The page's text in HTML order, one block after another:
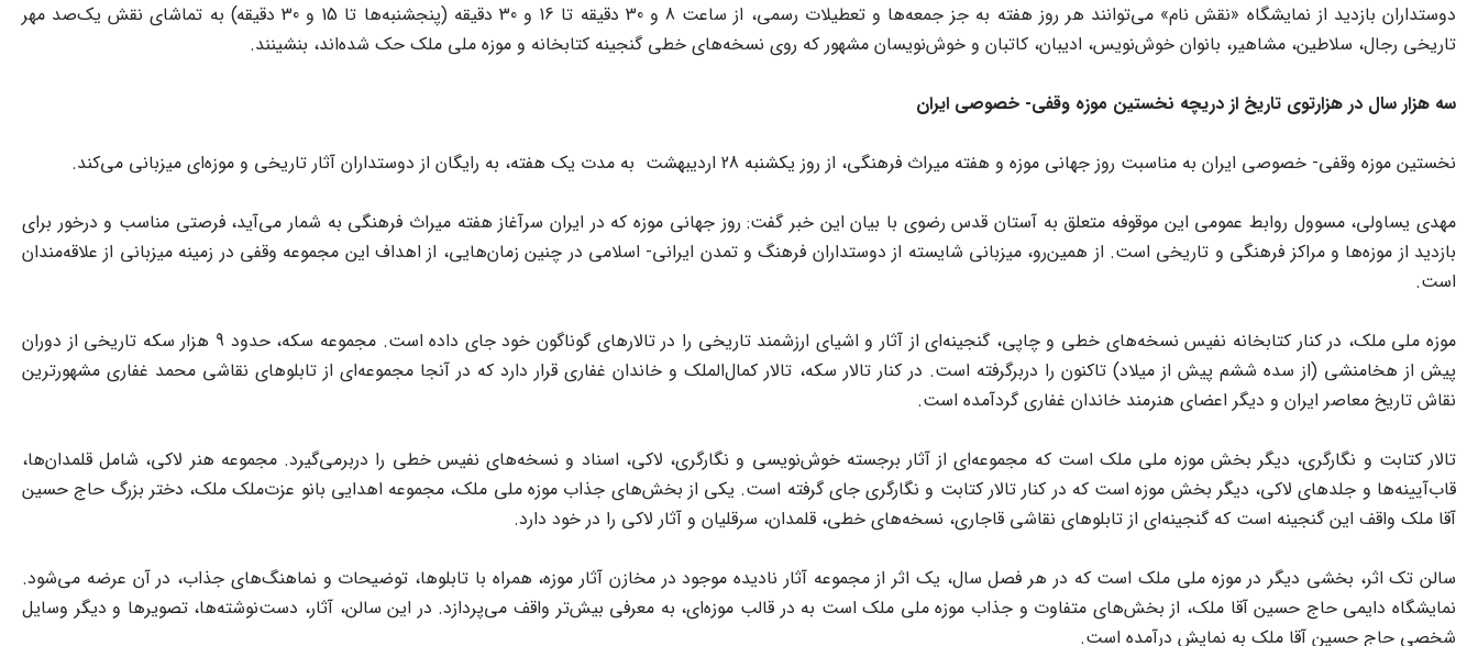
دوستداران بازدید از نمایشگاه «نقش نام» می‌توانند هر روز هفته به جز جمعه‌ها و تعطیلات رسمی، از ساعت 8 و 30 دقیقه تا 16 و 30 دقیقه (پنجشنبه‌ها تا 15 و 30 دقیقه) به تماشای نقش یک‌صد مهر
تاریخی رجال، سلاطین، مشاهیر، بانوان خوش‌نویس، ادیبان، کاتبان و خوش‌نویسان مشهور که روی نسخه‌های خطی گنجینه کتابخانه و موزه ملی ملک حک شده‌اند، بنشینند.
سه هزار سال در هزارتوی تاریخ از دریچه نخستین موزه وقفی- خصوصی ایران
نخستین موزه وقفی- خصوصی ایران به مناسبت روز جهانی موزه و هفته میراث فرهنگی، از روز یکشنبه 28 اردیبهشت به مدت یک هفته، به رایگان از دوستداران آثار تاریخی و موزه‌ای میزبانی می‌کند.
مهدی یساولی، مسوول روابط عمومی این موقوفه متعلق به آستان قدس رضوی با بیان این خبر گفت: روز جهانی موزه که در ایران سرآغاز هفته میراث فرهنگی به شمار می‌آید، فرصتی مناسب و درخور برای
بازدید از موزه‌ها و مراکز فرهنگی و تاریخی است. از همین‌رو، میزبانی شایسته از دوستداران فرهنگ و تمدن ایرانی- اسلامی در چنین زمان‌هایی، از اهداف این مجموعه وقفی در زمینه میزبانی از علاقه‌مندان
است.
موزه ملی ملک، در کنار کتابخانه نفیس نسخه‌های خطی و چاپی، گنجینه‌ای از آثار و اشیای ارزشمند تاریخی را در تالارهای گوناگون خود جای داده است. مجموعه سکه، حدود 9 هزار سکه تاریخی از دوران
پیش از هخامنشی (از سده ششم پیش از میلاد) تاکنون را دربرگرفته است. در کنار تالار سکه، تالار کمال‌الملک و خاندان غفاری قرار دارد که در آنجا مجموعه‌ای از تابلوهای نقاشی محمد غفاری مشهورترین
نقاش تاریخ معاصر ایران و دیگر اعضای هنرمند خاندان غفاری گردآمده است.
تالار کتابت و نگارگری، دیگر بخش موزه ملی ملک است که مجموعه‌ای از آثار برجسته خوش‌نویسی و نگارگری، لاکی، اسناد و نسخه‌های نفیس خطی را دربرمی‌گیرد. مجموعه هنر لاکی، شامل قلمدان‌ها،
قاب‌آیینه‌ها و جلدهای لاکی، دیگر بخش موزه است که در کنار تالار کتابت و نگارگری جای گرفته است. یکی از بخش‌های جذاب موزه ملی ملک، مجموعه اهدایی بانو عزت‌ملک ملک، دختر بزرگ حاج حسین
آقا ملک واقف این گنجینه است که گنجینه‌ای از تابلوهای نقاشی قاجاری، نسخه‌های خطی، قلمدان، سرقلیان و آثار لاکی را در خود دارد.
سالن تک اثر، بخشی دیگر در موزه ملی ملک است که در هر فصل سال، یک اثر از مجموعه آثار نادیده موجود در مخازن آثار موزه، همراه با تابلوها، توضیحات و نماهنگ‌های جذاب، در آن عرضه می‌شود.
نمایشگاه دایمی حاج حسین آقا ملک، از بخش‌های متفاوت و جذاب موزه ملی ملک است به در قالب موزه‌ای، به معرفی بیش‌تر واقف می‌پردازد. در این سالن، آثار، دست‌نوشته‌ها، تصویرها و دیگر وسایل
شخصی حاج حسین آقا ملک به نمایش درآمده است.